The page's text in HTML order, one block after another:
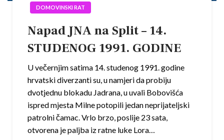
DOMOVINSKI RAT
Napad JNA na Split – 14.
STUDENOG 1991. GODINE
U večernjim satima 14. studenog 1991. godine
hrvatski diverzanti su, u namjeri da probiju
dvotjednu blokadu Jadrana, u uvali Bobovišća
ispred mjesta Milne potopili jedan neprijateljski
patrolni čamac. Vrlo brzo, poslije 23 sata,
otvorena je paljba iz ratne luke Lora…